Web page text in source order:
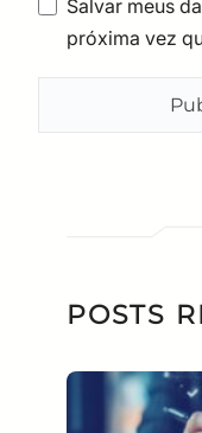
Salvar meus
próxima vez
POSTS